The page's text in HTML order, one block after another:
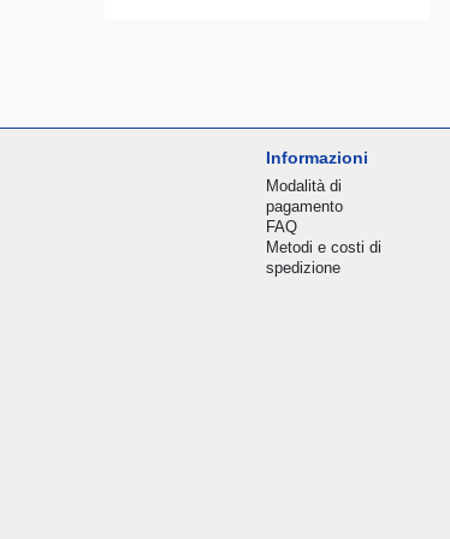
Informazioni
Modalità di
pagamento
FAQ
Metodi e costi di
spedizione